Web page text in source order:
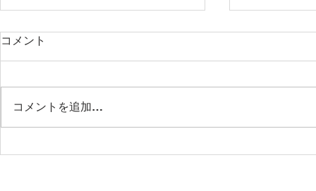
SCENTAHOLIC
コメント
コメントを追加…